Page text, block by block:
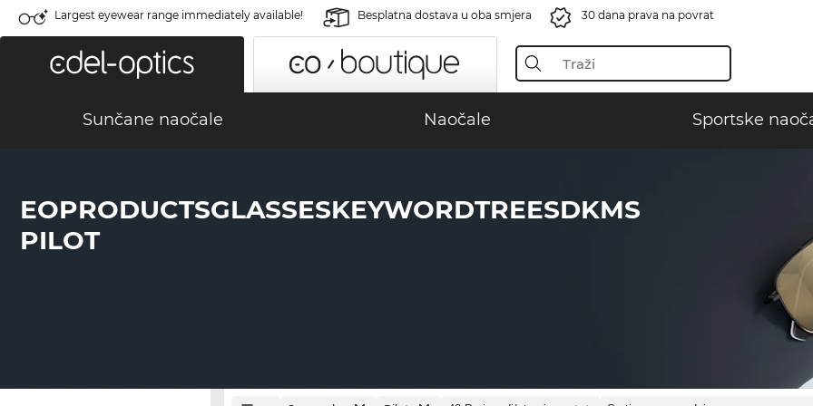
Largest eyewear range immediately available! Besplatna dostava u oba smjera 30 dana prava na povrat
Sunčane naočale Naočale Sportske
EOPRODUCTSGLASSESKEYWORDTREESDKMS
PILOT